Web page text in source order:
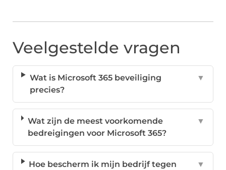
Veelgestelde vragen
Wat is Microsoft 365 beveiliging
precies?
▼
Wat zijn de meest voorkomende
bedreigingen voor Microsoft 365?
▼
Hoe bescherm ik mijn bedrijf tegen
▼